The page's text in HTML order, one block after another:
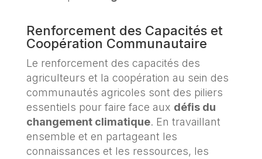
Renforcement des Capacités et
Coopération Communautaire
Le renforcement des capacités des
agriculteurs et la coopération au sein des
communautés agricoles sont des piliers
essentiels pour faire face aux défis du
changement climatique. En travaillant
ensemble et en partageant les
connaissances et les ressources, les